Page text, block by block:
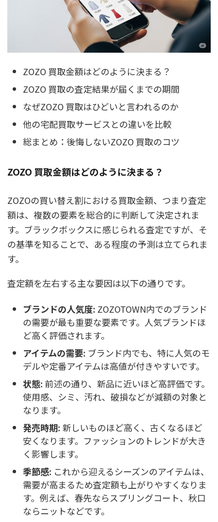
ZOZO 買取金額はどのように決まる？
ZOZO 買取の査定結果が届くまでの期間
なぜZOZO 買取はひどいと言われるのか
他の宅配買取サービスとの違いを比較
総まとめ：後悔しないZOZO 買取のコツ
ZOZO 買取金額はどのように決まる？
ZOZOの買い替え割における買取金額、つまり査定
額は、複数の要素を総合的に判断して決定されま
す。ブラックボックスに感じられる査定ですが、そ
の基準を知ることで、ある程度の予測は立てられま
す。
査定額を左右する主な要因は以下の通りです。
ブランドの人気度: ZOZOTOWN内でのブランド
の需要が最も重要な要素です。人気ブランドほ
ど高く評価されます。
アイテムの需要: ブランド内でも、特に人気のモ
デルや定番アイテムは高値が付きやすいです。
状態: 前述の通り、新品に近いほど高評価です。
使用感、シミ、汚れ、破損などが減額の対象と
なります。
発売時期: 新しいものほど高く、古くなるほど
安くなります。ファッションのトレンドが大き
く影響します。
季節感: これから迎えるシーズンのアイテムは、
需要が高まるため査定額も上がりやすくなりま
す。例えば、春先ならスプリングコート、秋口
ならニットなどです。